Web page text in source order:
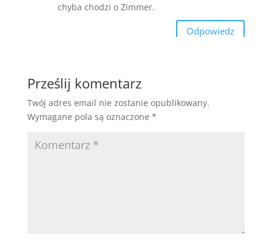
chyba chodzi o Zimmer.
Odpowiedz
Prześlij komentarz
Twój adres email nie zostanie opublikowany.
Wymagane pola są oznaczone *